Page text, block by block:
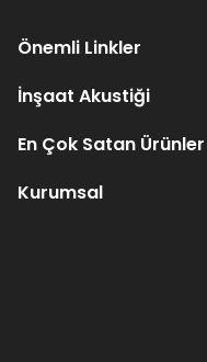
Önemli Linkler
İnşaat Akustiği
En Çok Satan Ürünler
Kurumsal